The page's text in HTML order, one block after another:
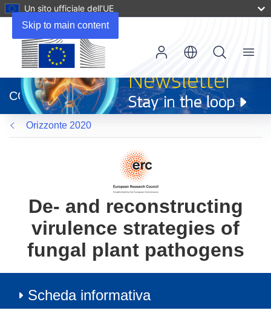
Skip to main content
Un sito ufficiale dell’UE
apre
in
una
nuova
finestra)
CORDIS
Menu
Orizzonte 2020
De- and reconstructing
virulence strategies of
fungal plant pathogens
Scheda informativa